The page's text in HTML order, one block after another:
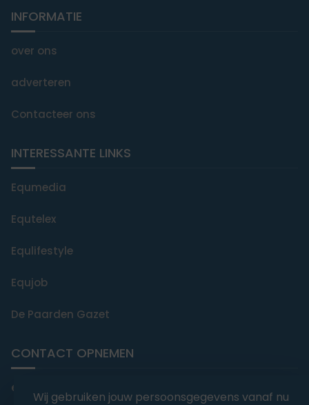
INFORMATIE
over ons
adverteren
Contacteer ons
INTERESSANTE LINKS
Equmedia
Equtelex
Equlifestyle
Equjob
De Paarden Gazet
CONTACT OPNEMEN
editorial@equmedia.be
Wij gebruiken jouw persoonsgegevens vanaf nu